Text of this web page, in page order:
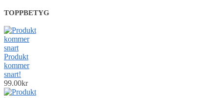
TOPPBETYG
Produkt
kommer
snart!
99.00kr